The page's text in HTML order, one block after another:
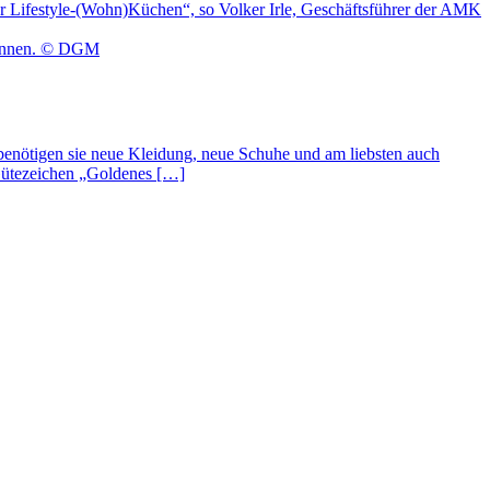
Lifestyle-(Wohn)Küchen“, so Volker Irle, Geschäftsführer der AMK
sie neue Kleidung, neue Schuhe und am liebsten auch
„Goldenes […]